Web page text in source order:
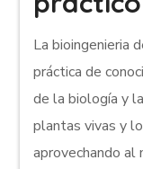
La bioingenieria
práctica de
de la biología y
plantas vivas y
aprovechando al